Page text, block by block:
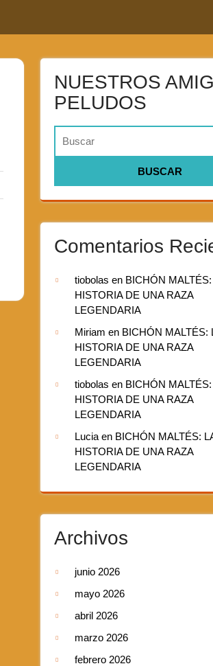
NUESTROS
PELUDOS
Comentarios
tiobolas en BICHÓN MALTÉS:
HISTORIA DE UNA RAZA
LEGENDARIA
Miriam en BICHÓN MALTÉS:
HISTORIA DE UNA RAZA
LEGENDARIA
tiobolas en BICHÓN MALTÉS:
HISTORIA DE UNA RAZA
LEGENDARIA
Lucia en BICHÓN MALTÉS:
HISTORIA DE UNA RAZA
LEGENDARIA
Archivos
junio 2026
mayo 2026
abril 2026
marzo 2026
febrero 2026